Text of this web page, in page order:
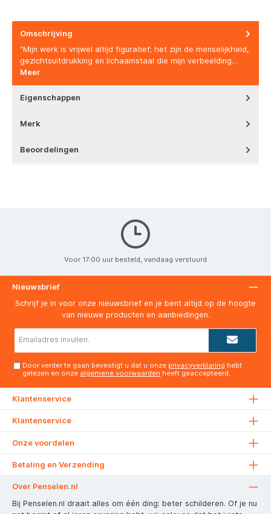
Omschrijving
“Mijn werk is vrijwel altijd figuratief; het zijn de menselijkheid,
gezichtsuitdrukking en lichaamstaal die mijn verbeelding…
Meer
Eigenschappen
Merk
Beoordelingen
Voor 17:00 uur besteld, vandaag verstuurd
Nieuwsbrief
Schrijf je in voor onze nieuwsbrief en je bent altijd op de hoogte
van nieuwe producten en aanbiedingen.
Door verder te gaan bevestigt u dat u onze privacyverklaring hebt
gelezen en onze algemene voorwaarden heeft geaccepteerd.
Klantenservice
Klantenservice
Onze voordelen
Betaling en Verzending
Over Penselen.nl
Bij Penselen.nl draait alles om één ding: beter schilderen. Of je nu